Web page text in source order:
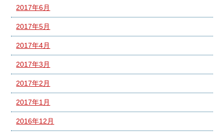
2017年6月
2017年5月
2017年4月
2017年3月
2017年2月
2017年1月
2016年12月